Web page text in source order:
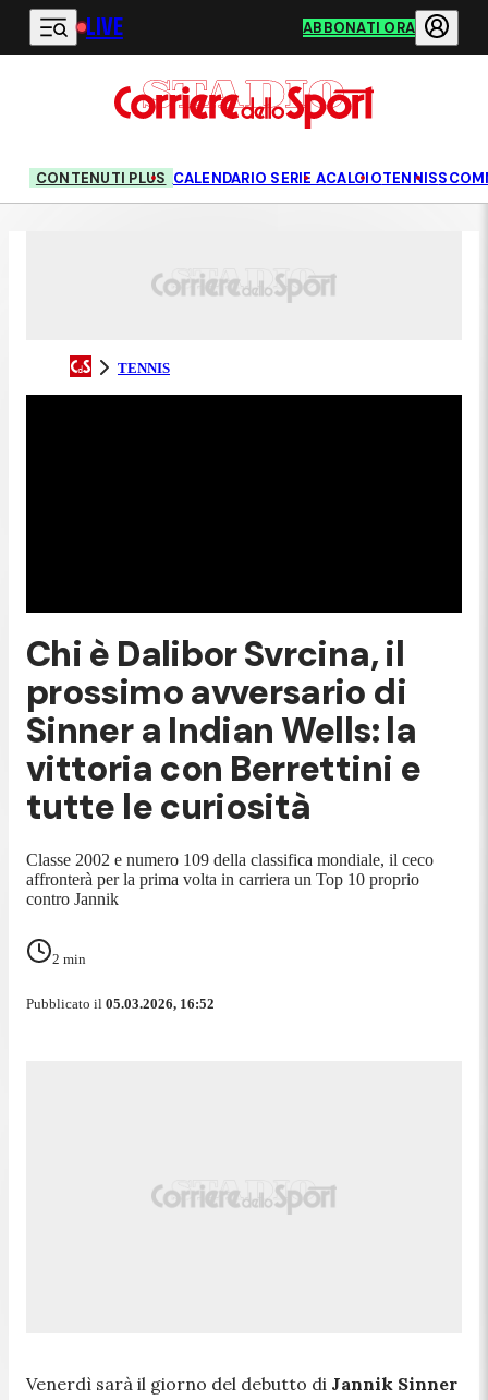
Vai al contenuto principale
LIVE ABBONATI ORA
CONTENUTI PLUS CALENDARIO SERIE ACALCIOTENNIS
TENNIS
Chi è Dalibor Svrcina, il
prossimo avversario di
Sinner a Indian Wells: la
vittoria con Berrettini e
tutte le curiosità
Classe 2002 e numero 109 della classifica mondiale, il ceco
affronterà per la prima volta in carriera un Top 10 proprio
contro Jannik
2 min
Pubblicato il 05.03.2026, 16:52
Venerdì sarà il giorno del debutto di Jannik Sinner